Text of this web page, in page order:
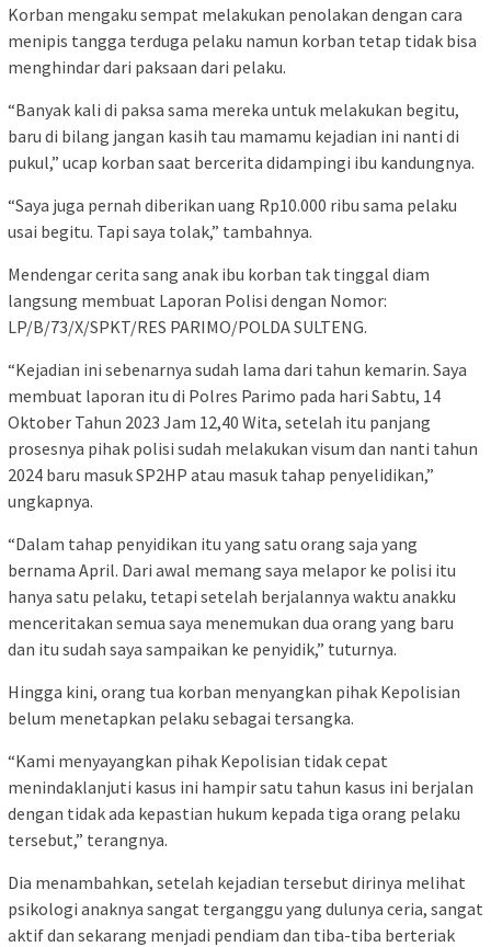
Korban mengaku sempat melakukan penolakan dengan cara
menipis tangga terduga pelaku namun korban tetap tidak bisa
menghindar dari paksaan dari pelaku.
“Banyak kali di paksa sama mereka untuk melakukan begitu,
baru di bilang jangan kasih tau mamamu kejadian ini nanti di
pukul,” ucap korban saat bercerita didampingi ibu kandungnya.
“Saya juga pernah diberikan uang Rp10.000 ribu sama pelaku
usai begitu. Tapi saya tolak,” tambahnya.
Mendengar cerita sang anak ibu korban tak tinggal diam
langsung membuat Laporan Polisi dengan Nomor:
LP/B/73/X/SPKT/RES PARIMO/POLDA SULTENG.
“Kejadian ini sebenarnya sudah lama dari tahun kemarin. Saya
membuat laporan itu di Polres Parimo pada hari Sabtu, 14
Oktober Tahun 2023 Jam 12,40 Wita, setelah itu panjang
prosesnya pihak polisi sudah melakukan visum dan nanti tahun
2024 baru masuk SP2HP atau masuk tahap penyelidikan,”
ungkapnya.
“Dalam tahap penyidikan itu yang satu orang saja yang
bernama April. Dari awal memang saya melapor ke polisi itu
hanya satu pelaku, tetapi setelah berjalannya waktu anakku
menceritakan semua saya menemukan dua orang yang baru
dan itu sudah saya sampaikan ke penyidik,” tuturnya.
Hingga kini, orang tua korban menyangkan pihak Kepolisian
belum menetapkan pelaku sebagai tersangka.
“Kami menyayangkan pihak Kepolisian tidak cepat
menindaklanjuti kasus ini hampir satu tahun kasus ini berjalan
dengan tidak ada kepastian hukum kepada tiga orang pelaku
tersebut,” terangnya.
Dia menambahkan, setelah kejadian tersebut dirinya melihat
psikologi anaknya sangat terganggu yang dulunya ceria, sangat
aktif dan sekarang menjadi pendiam dan tiba-tiba berteriak